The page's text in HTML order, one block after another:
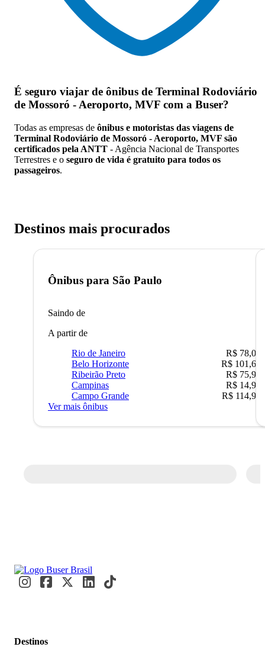
É seguro viajar de ônibus de Terminal Rodoviário
de Mossoró - Aeroporto, MVF com a Buser?
Todas as empresas de ônibus e motoristas das viagens de
Terminal Rodoviário de Mossoró - Aeroporto, MVF são
certificados pela ANTT - Agência Nacional de Transportes
Terrestres e o seguro de vida é gratuito para todos os
passageiros.
Destinos mais procurados
Ônibus para São Paulo
Saindo de
A partir de
Rio de Janeiro
R$ 78,02
Belo Horizonte
R$ 101,67
Ribeirão Preto
R$ 75,90
Campinas
R$ 14,90
Campo Grande
R$ 114,90
Ver mais ônibus
Destinos